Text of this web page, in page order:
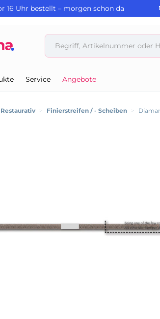
16 Uhr bestellt – morgen schon da
Service Angebote
Restaurativ > Finierstreifen / - Scheiben >